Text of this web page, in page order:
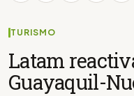
TURISMO
Latam
Guayaquil-